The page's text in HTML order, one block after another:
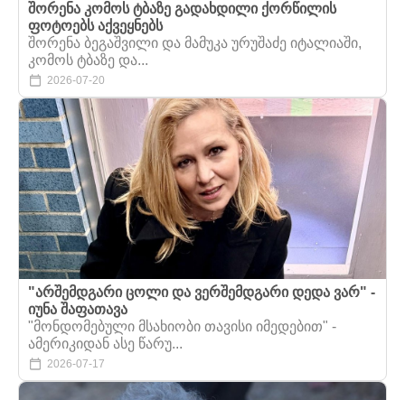
შორენა კომოს ტბაზე გადახდილი ქორწილის
ფოტოებს აქვეყნებს
შორენა ბეგაშვილი და მამუკა ურუშაძე იტალიაში,
კომოს ტბაზე და...
2026-07-20
"არშემდგარი ცოლი და ვერშემდგარი დედა ვარ" -
იუნა შაფათავა
"მონდომებული მსახიობი თავისი იმედებით" -
ამერიკიდან ასე წარუ...
2026-07-17